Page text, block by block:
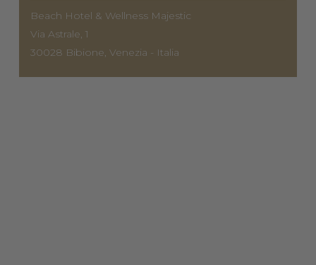
Beach Hotel & Wellness Majestic
Via Astrale, 1
30028 Bibione, Venezia - Italia